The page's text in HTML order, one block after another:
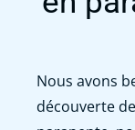
Nous avons
découverte